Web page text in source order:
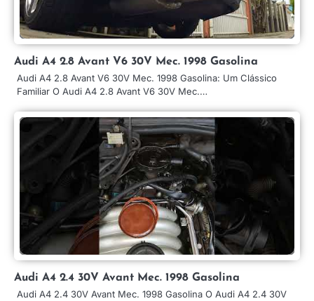
Audi A4 2.8 Avant V6 30V Mec. 1998 Gasolina
Audi A4 2.8 Avant V6 30V Mec. 1998 Gasolina: Um Clássico
Familiar O Audi A4 2.8 Avant V6 30V Mec.…
Audi A4 2.4 30V Avant Mec. 1998 Gasolina
Audi A4 2.4 30V Avant Mec. 1998 Gasolina O Audi A4 2.4 30V